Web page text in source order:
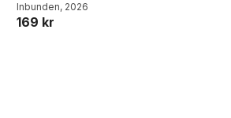
Inbunden, 2026
169 kr